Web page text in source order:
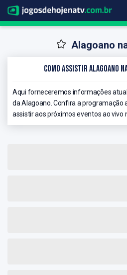
Alagoano
Como Assistir Alagoano
Aqui forneceremos informações
da Alagoano. Confira a programação
assistir aos próximos eventos ao vivo